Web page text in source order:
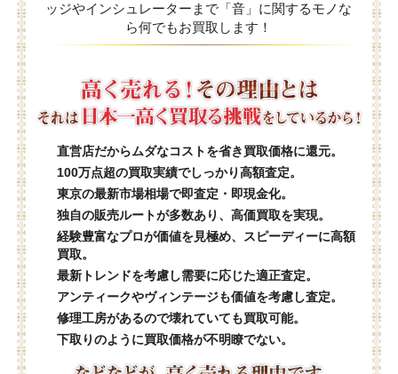
ッジやインシュレーターまで「音」に関するモノな
ら何でもお買取します！
直営店だからムダなコストを省き買取価格に還元。
100万点超の買取実績でしっかり高額査定。
東京の最新市場相場で即査定・即現金化。
独自の販売ルートが多数あり、高価買取を実現。
経験豊富なプロが価値を見極め、スピーディーに高額
買取。
最新トレンドを考慮し需要に応じた適正査定。
アンティークやヴィンテージも価値を考慮し査定。
修理工房があるので壊れていても買取可能。
下取りのように買取価格が不明瞭でない。